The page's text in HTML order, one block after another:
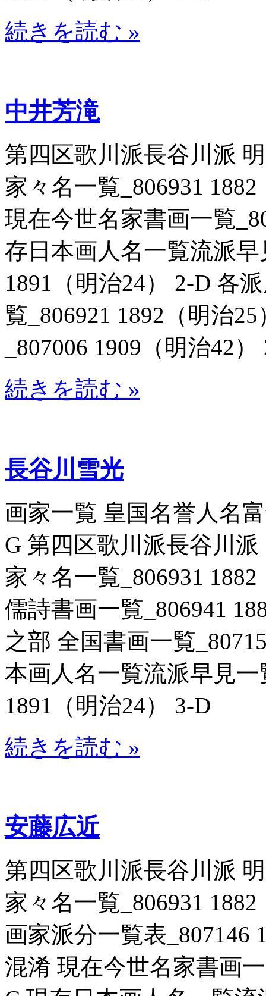
続きを読む »
中井芳滝
第四区歌川派長谷川派
家々名一覧_806931
現在今世名家書画一覧
存日本画人名一覧流派
1891（明治24） 2-D 各
覧_806921 1892（明治
_807006 1909（明治42）
続きを読む »
長谷川雪光
画家一覧 皇国名誉人名
G 第四区歌川派長谷川
家々名一覧_806931
儒詩書画一覧_806941
之部 全国書画一覧
本画人名一覧流派早見
1891（明治24） 3-D
続きを読む »
安藤広近
第四区歌川派長谷川派
家々名一覧_806931
画家派分一覧表_807146
混淆 現在今世名家書画